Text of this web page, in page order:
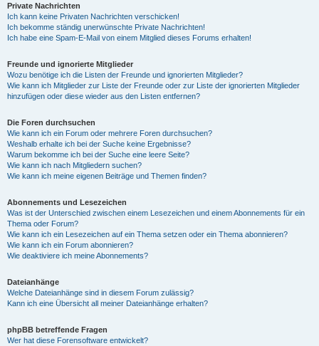
Private Nachrichten
Ich kann keine Privaten Nachrichten verschicken!
Ich bekomme ständig unerwünschte Private Nachrichten!
Ich habe eine Spam-E-Mail von einem Mitglied dieses Forums erhalten!
Freunde und ignorierte Mitglieder
Wozu benötige ich die Listen der Freunde und ignorierten Mitglieder?
Wie kann ich Mitglieder zur Liste der Freunde oder zur Liste der ignorierten Mitglieder
hinzufügen oder diese wieder aus den Listen entfernen?
Die Foren durchsuchen
Wie kann ich ein Forum oder mehrere Foren durchsuchen?
Weshalb erhalte ich bei der Suche keine Ergebnisse?
Warum bekomme ich bei der Suche eine leere Seite?
Wie kann ich nach Mitgliedern suchen?
Wie kann ich meine eigenen Beiträge und Themen finden?
Abonnements und Lesezeichen
Was ist der Unterschied zwischen einem Lesezeichen und einem Abonnements für ein
Thema oder Forum?
Wie kann ich ein Lesezeichen auf ein Thema setzen oder ein Thema abonnieren?
Wie kann ich ein Forum abonnieren?
Wie deaktiviere ich meine Abonnements?
Dateianhänge
Welche Dateianhänge sind in diesem Forum zulässig?
Kann ich eine Übersicht all meiner Dateianhänge erhalten?
phpBB betreffende Fragen
Wer hat diese Forensoftware entwickelt?